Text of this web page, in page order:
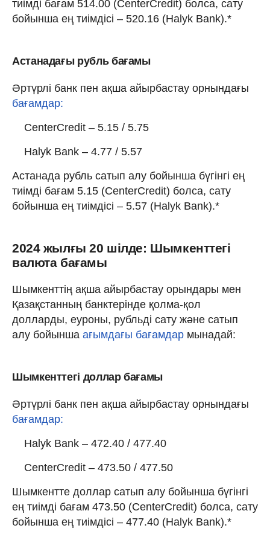
тиімді бағам 514.00 (CenterCredit) болса, сату
бойынша ең тиімдісі – 520.16 (Halyk Bank).*
Астанадағы рубль бағамы
Әртүрлі банк пен ақша айырбастау орнындағы
бағамдар:
CenterCredit – 5.15 / 5.75
Halyk Bank – 4.77 / 5.57
Астанада рубль сатып алу бойынша бүгінгі ең
тиімді бағам 5.15 (CenterCredit) болса, сату
бойынша ең тиімдісі – 5.57 (Halyk Bank).*
2024 жылғы 20 шілде: Шымкенттегі
валюта бағамы
Шымкенттің ақша айырбастау орындары мен
Қазақстанның банктерінде қолма-қол
долларды, еуроны, рубльді сату және сатып
алу бойынша ағымдағы бағамдар мынадай:
Шымкенттегі доллар бағамы
Әртүрлі банк пен ақша айырбастау орнындағы
бағамдар:
Halyk Bank – 472.40 / 477.40
CenterCredit – 473.50 / 477.50
Шымкентте доллар сатып алу бойынша бүгінгі
ең тиімді бағам 473.50 (CenterCredit) болса, сату
бойынша ең тиімдісі – 477.40 (Halyk Bank).*